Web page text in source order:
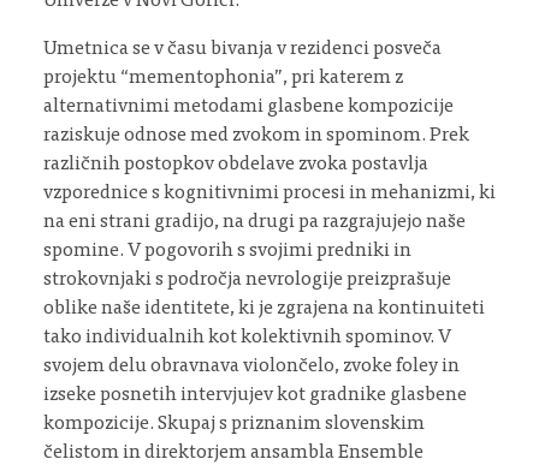
Umetnica se v času bivanja v rezidenci posveča
projektu “mementophonia”, pri katerem z
alternativnimi metodami glasbene kompozicije
raziskuje odnose med zvokom in spominom. Prek
različnih postopkov obdelave zvoka postavlja
vzporednice s kognitivnimi procesi in mehanizmi, ki
na eni strani gradijo, na drugi pa razgrajujejo naše
spomine. V pogovorih s svojimi predniki in
strokovnjaki s področja nevrologije preizprašuje
oblike naše identitete, ki je zgrajena na kontinuiteti
tako individualnih kot kolektivnih spominov. V
svojem delu obravnava violončelo, zvoke foley in
izseke posnetih intervjujev kot gradnike glasbene
kompozicije. Skupaj s priznanim slovenskim
čelistom in direktorjem ansambla Ensemble